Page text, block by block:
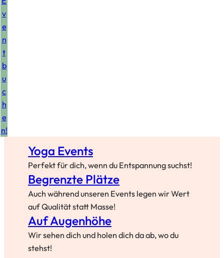
v
e
n
t
b
u
c
h
e
n!
Yoga Events
Perfekt für dich, wenn du Entspannung suchst!
Begrenzte Plätze
Auch während unseren Events legen wir Wert
auf Qualität statt Masse!
Auf Augenhöhe
Wir sehen dich und holen dich da ab, wo du
stehst!